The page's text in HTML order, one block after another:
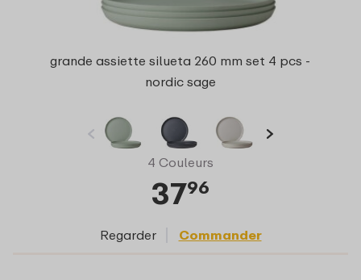
grande assiette silueta 260 mm set 4 pcs -
nordic sage
4 Couleurs
3796
Regarder Commander